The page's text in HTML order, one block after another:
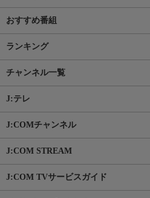
おすすめ番組
ランキング
チャンネル一覧
J:テレ
J:COMチャンネル
J:COM STREAM
J:COM TVサービスガイド